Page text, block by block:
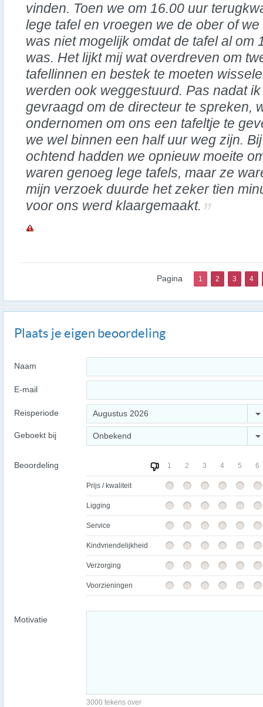
vinden. Toen we om 16.00 uur
lege tafel en vroegen we de ober of
was niet mogelijk omdat de tafel al om
was. Het lijkt mij wat overdreven om
tafellinnen en bestek te moeten
werden ook weggestuurd. Pas nadat
gevraagd om de directeur te spreken,
ondernomen om ons een tafeltje te
we wel binnen een half uur weg zijn.
ochtend hadden we opnieuw moeite
waren genoeg lege tafels, maar ze
mijn verzoek duurde het zeker tien
voor ons werd klaargemaakt.
Pagina 1 2 3 4
Plaats je eigen beoordeling
Naam
E-mail
Reisperiode Augustus 2026
Geboekt bij Onbekend
Beoordeling 1 2 3 4 5 6
Prijs / kwaliteit
Ligging
Service
Kindvriendelijkheid
Verzorging
Voorzieningen
Motivatie
3000 tekens over